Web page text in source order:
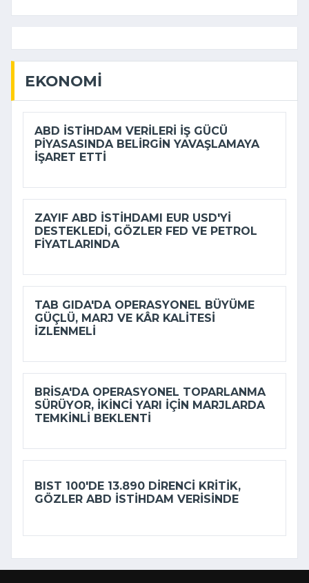
EKONOMI
ABD ISTIHDAM VERILERI IŞ GÜCÜ
PIYASASINDA BELIRGIN YAVAŞLAMAYA
IŞARET ETTI
ZAYIF ABD ISTIHDAMI EUR USD'YI
DESTEKLEDI, GÖZLER FED VE PETROL
FIYATLARINDA
TAB GIDA'DA OPERASYONEL BÜYÜME
GÜÇLÜ, MARJ VE KÂR KALITESI
IZLENMELI
BRISA'DA OPERASYONEL TOPARLANMA
SÜRÜYOR, IKINCI YARI IÇIN MARJLARDA
TEMKINLI BEKLENTI
BIST 100'DE 13.890 DIRENCI KRITIK,
GÖZLER ABD ISTIHDAM VERISINDE